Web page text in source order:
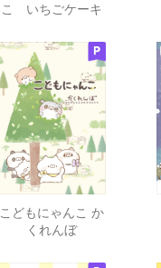
こ いちごケーキ
こどもにゃんこ か
くれんぼ